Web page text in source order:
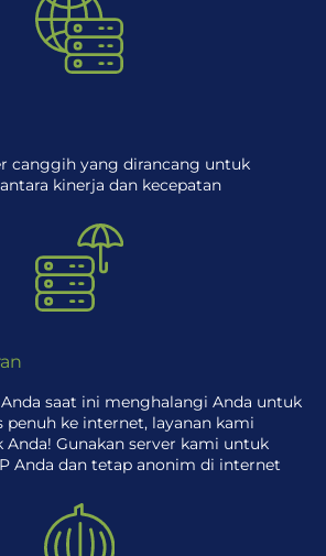
canggih yang dirancang untuk
kinerja dan kecepatan
saat ini menghalangi Anda untuk
penuh ke internet, layanan kami
Gunakan server kami untuk
Anda dan tetap anonim di internet